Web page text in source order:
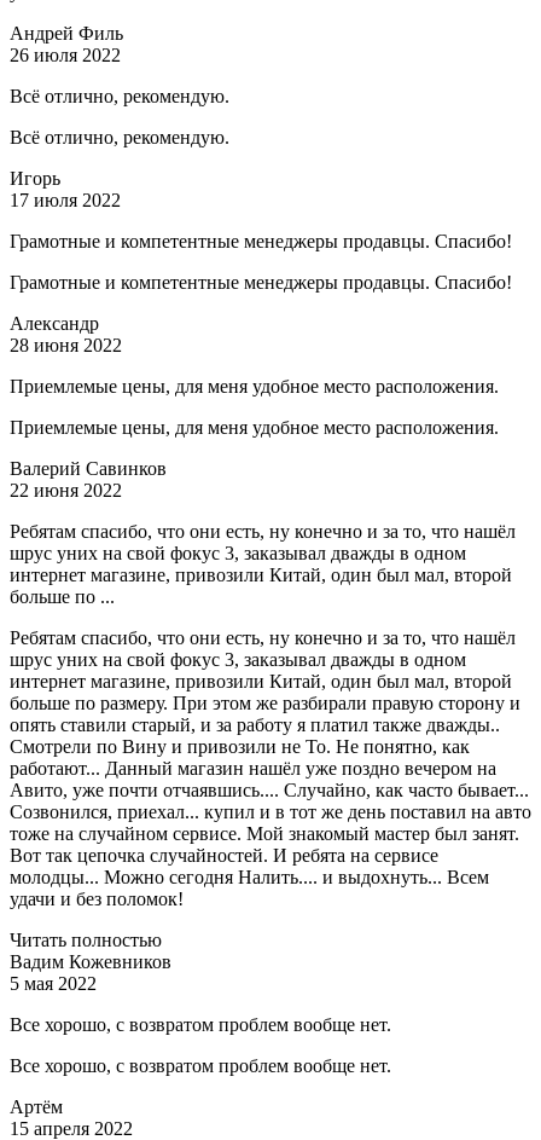
Андрей Филь
26 июля 2022
Всё отлично, рекомендую.
Всё отлично, рекомендую.
Игорь
17 июля 2022
Грамотные и компетентные менеджеры продавцы. Спасибо!
Грамотные и компетентные менеджеры продавцы. Спасибо!
Александр
28 июня 2022
Приемлемые цены, для меня удобное место расположения.
Приемлемые цены, для меня удобное место расположения.
Валерий Савинков
22 июня 2022
Ребятам спасибо, что они есть, ну конечно и за то, что нашёл
шрус уних на свой фокус 3, заказывал дважды в одном
интернет магазине, привозили Китай, один был мал, второй
больше по ...
Ребятам спасибо, что они есть, ну конечно и за то, что нашёл
шрус уних на свой фокус 3, заказывал дважды в одном
интернет магазине, привозили Китай, один был мал, второй
больше по размеру. При этом же разбирали правую сторону и
опять ставили старый, и за работу я платил также дважды..
Смотрели по Вину и привозили не То. Не понятно, как
работают... Данный магазин нашёл уже поздно вечером на
Авито, уже почти отчаявшись.... Случайно, как часто бывает...
Созвонился, приехал... купил и в тот же день поставил на авто
тоже на случайном сервисе. Мой знакомый мастер был занят.
Вот так цепочка случайностей. И ребята на сервисе
молодцы... Можно сегодня Налить.... и выдохнуть... Всем
удачи и без поломок!
Читать полностью
Вадим Кожевников
5 мая 2022
Все хорошо, с возвратом проблем вообще нет.
Все хорошо, с возвратом проблем вообще нет.
Артём
15 апреля 2022